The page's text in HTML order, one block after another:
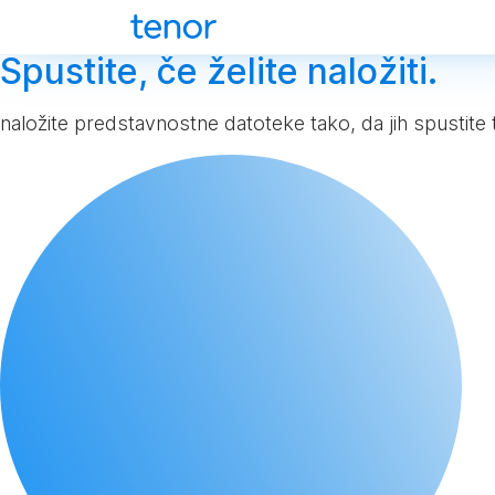
Spustite, če želite naložiti.
naložite predstavnostne datoteke tako, da jih spustite